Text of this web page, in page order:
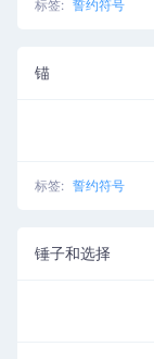
标签: 誓约符号
锚
标签: 誓约符号
锤子和选择